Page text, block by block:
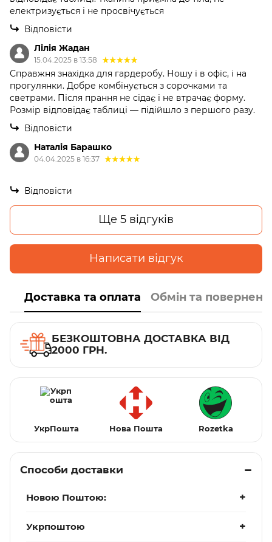
електризується і не просвічується
Відповісти
Лілія Жадан
15.04.2025 в 13:58
Справжня знахідка для гардеробу. Ношу і в офіс, і на
прогулянки. Добре комбінується з сорочками та
светрами. Після прання не сідає і не втрачає форму.
Розмір відповідає таблиці — підійшло з першого разу.
Відповісти
Наталія Барашко
04.04.2025 в 16:37
Відповісти
Ще 5 відгуків
Написати відгук
Доставка та оплата Обмін та
БЕЗКОШТОВНА ДОСТАВКА ВІД
2000 ГРН.
УкрПошта Нова Пошта Rozetka
Способи доставки
Новою Поштою:
Укрпоштою